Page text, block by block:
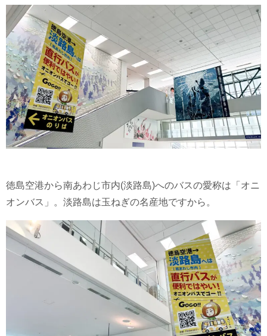
徳島空港から南あわじ市内(淡路島)へのバスの愛称は「オニ
オンバス」。淡路島は玉ねぎの名産地ですから。